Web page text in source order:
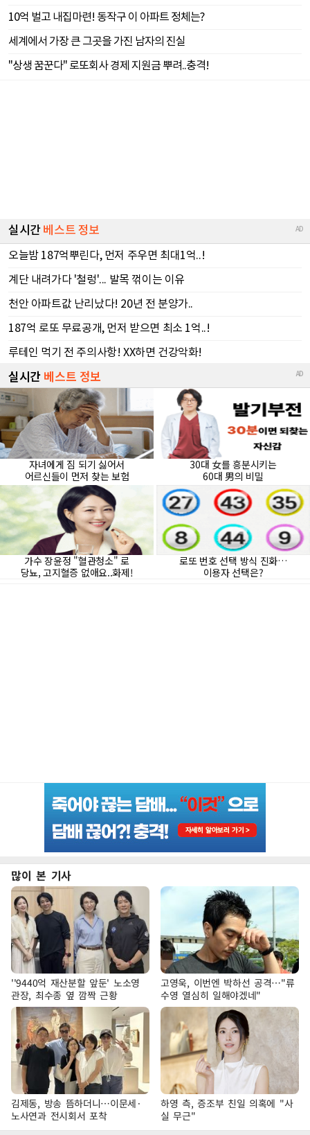
많이 본 기사
''9440억 재산분할 앞둔' 노소영
관장, 최수종 옆 깜짝 근황
고영욱, 이번엔 박하선 공격…"류
수영 열심히 일해야겠네"
김제동, 방송 뜸하더니…이문세·
노사연과 전시회서 포착
하영 측, 증조부 친일 의혹에 "사
실 무근"